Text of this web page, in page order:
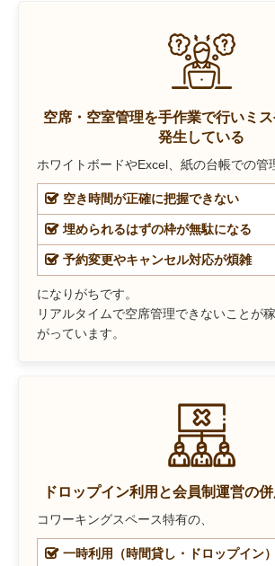
空席・空室管理を手作業で行いミ
発生している
ホワイトボードやExcel、紙の台帳での管
空き時間が正確に把握できない
埋められるはずの枠が無駄になる
予約変更やキャンセル対応が煩雑
になりがちです。
リアルタイムで空席管理できないことが
がっています。
ドロップイン利用と会員制運営の
コワーキングスペース特有の、
一時利用（時間貸し・ドロップイン）